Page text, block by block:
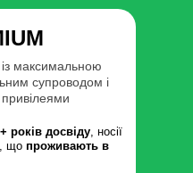
років досвіду , носії
що проживають в
максимальною
супроводом і